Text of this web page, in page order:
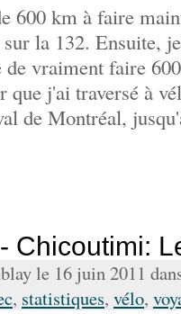
600 km à faire
la 132. Ensuite,
vraiment faire
j'ai traversé à
de Montréal,
Chicoutimi:
le 16 juin 2011
, statistiques, vélo,